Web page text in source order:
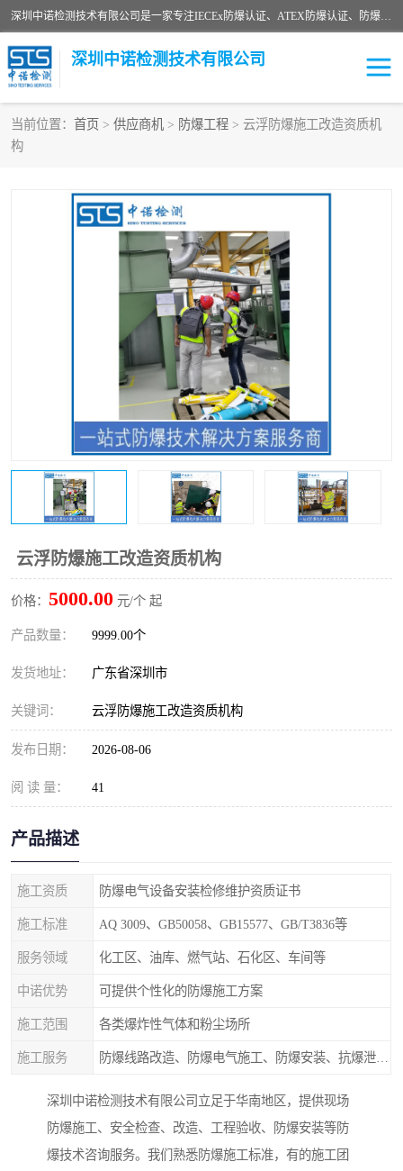
深圳中诺检测技术有限公司是一家专注IECEx防爆认证、ATEX防爆认证、防爆电气检测、防爆合格证、煤安认证等代理机构，可为客户提供从防爆设计、认证、现场检查、工程施工改造、培训等一站式服务。
深圳中诺检测技术有限公司
当前位置： 首页 > 供应商机 > 防爆工程 > 云浮防爆施工改造资质机
构
云浮防爆施工改造资质机构
价格： 5000.00 元/个 起
产品数量： 9999.00个
发货地址： 广东省深圳市
关键词： 云浮防爆施工改造资质机构
发布日期： 2026-08-06
阅 读 量： 41
产品描述
施工资质 防爆电气设备安装检修维护资质证书
施工标准 AQ 3009、GB50058、GB15577、GB/T3836等
服务领域 化工区、油库、燃气站、石化区、车间等
中诺优势 可提供个性化的防爆施工方案
施工范围 各类爆炸性气体和粉尘场所
施工服务
深圳中诺检测技术有限公司立足于华南地区，提供现场
防爆施工、安全检查、改造、工程验收、防爆安装等防
爆技术咨询服务。我们熟悉防爆施工标准，有的施工团
防爆3C认证 现场防爆检测
煤安矿安
IECEx防爆认证 防爆设计
各国防爆认证
SIL认证
防爆电气检测机构 防爆合格证代理机构